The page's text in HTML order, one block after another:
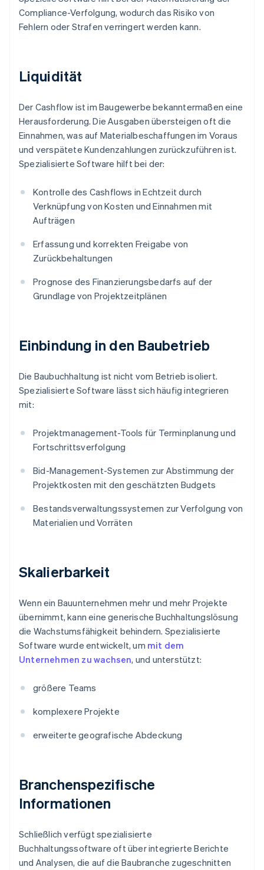
Compliance-Verfolgung, wodurch das Risiko von
Fehlern oder Strafen verringert werden kann.
Liquidität
Der Cashflow ist im Baugewerbe bekanntermaßen eine
Herausforderung. Die Ausgaben übersteigen oft die
Einnahmen, was auf Materialbeschaffungen im Voraus
und verspätete Kundenzahlungen zurückzuführen ist.
Spezialisierte Software hilft bei der:
Kontrolle des Cashflows in Echtzeit durch
Verknüpfung von Kosten und Einnahmen mit
Aufträgen
Erfassung und korrekten Freigabe von
Zurückbehaltungen
Prognose des Finanzierungsbedarfs auf der
Grundlage von Projektzeitplänen
Einbindung in den Baubetrieb
Die Baubuchhaltung ist nicht vom Betrieb isoliert.
Spezialisierte Software lässt sich häufig integrieren
mit:
Projektmanagement-Tools für Terminplanung und
Fortschrittsverfolgung
Bid-Management-Systemen zur Abstimmung der
Projektkosten mit den geschätzten Budgets
Bestandsverwaltungssystemen zur Verfolgung von
Materialien und Vorräten
Skalierbarkeit
Wenn ein Bauunternehmen mehr und mehr Projekte
übernimmt, kann eine generische Buchhaltungslösung
die Wachstumsfähigkeit behindern. Spezialisierte
Software wurde entwickelt, um mit dem
Unternehmen zu wachsen, und unterstützt:
größere Teams
komplexere Projekte
erweiterte geografische Abdeckung
Branchenspezifische
Informationen
Schließlich verfügt spezialisierte
Buchhaltungssoftware oft über integrierte Berichte
und Analysen, die auf die Baubranche zugeschnitten